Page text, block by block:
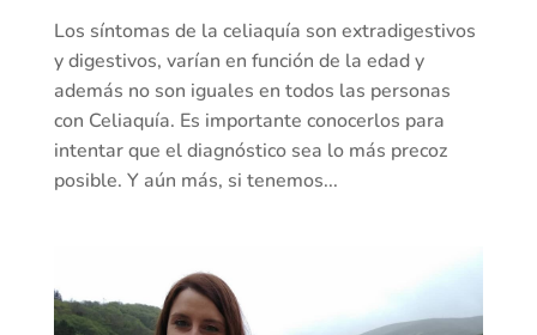
Los síntomas de la celiaquía son extradigestivos
y digestivos, varían en función de la edad y
además no son iguales en todos las personas
con Celiaquía. Es importante conocerlos para
intentar que el diagnóstico sea lo más precoz
posible. Y aún más, si tenemos...